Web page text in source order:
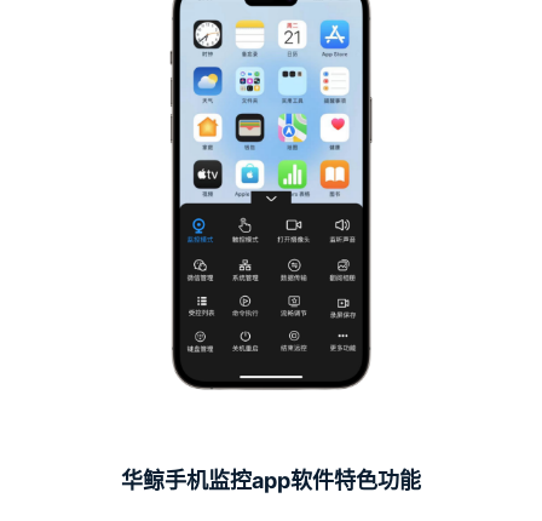
华鲸手机监控app软件特色功能